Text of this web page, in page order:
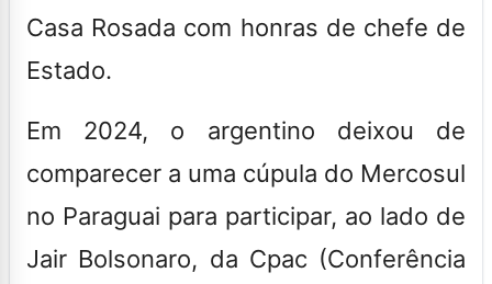
Casa Rosada com honras de chefe de
Estado.
Em 2024, o argentino deixou de
comparecer a uma cúpula do Mercosul
no Paraguai para participar, ao lado de
Jair Bolsonaro, da Cpac (Conferência